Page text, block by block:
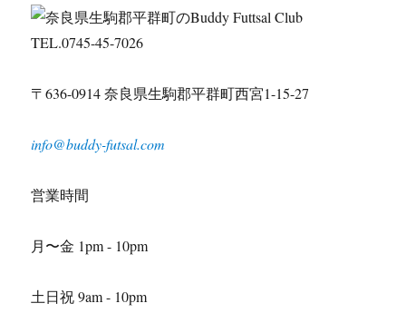
TEL.0745-45-7026
〒636-0914 奈良県生駒郡平群町西宮1-15-27
info@buddy-futsal.com
営業時間
月〜金 1pm - 10pm
土日祝 9am - 10pm